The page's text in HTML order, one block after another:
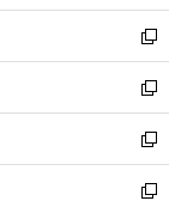
ウ
で
開
く
ン
ド
ウ
で
開
く
新
し
い
ウ
ィ
ン
ド
新
し
い
ウ
ィ
新
し
い
新